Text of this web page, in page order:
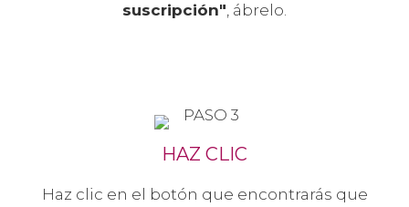
suscripción", ábrelo.
HAZ CLIC
Haz clic en el botón que encontrarás que